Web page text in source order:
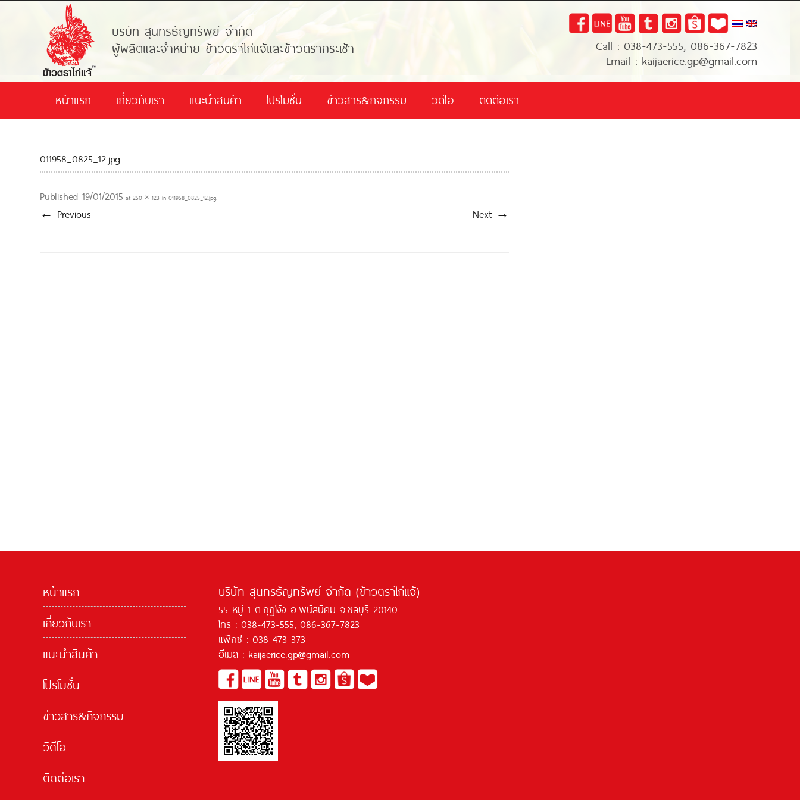
บริษัท สุนทรธัญทรัพย์ จำกัด
ผู้ผลิตและจำหน่าย ข้าวตราไก่แจ้และข้าวตรากระเช้า
Call : 038-473-555, 086-367-7823
Email : kaijaerice.gp@gmail.com
หน้าแรก เกี่ยวกับเรา แนะนำสินค้า โปรโมชั่น ข่าวสาร&กิจกรรม วิดีโอ ติดต่อเรา
011958_0825_12.jpg
Published19/01/2015 at250 × 123 in011958_0825_12.jpg.
← Previous Next →
หน้าแรก
เกี่ยวกับเรา
แนะนำสินค้า
โปรโมชั่น
ข่าวสาร&กิจกรรม
วิดีโอ
ติดต่อเรา
บริษัท สุนทรธัญทรัพย์ จำกัด (ข้าวตราไก่แจ้)
55 หมู่ 1 ต.กุฏโง้ง อ.พนัสนิคม จ.ชลบุรี 20140
โทร : 038-473-555, 086-367-7823
แฟ๊กซ์ : 038-473-373
อีเมล : kaijaerice.gp@gmail.com